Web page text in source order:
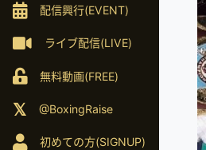
配信興行(EVENT)
ライブ配信(LIVE)
無料動画(FREE)
@BoxingRaise
初めての方(SIGNUP)